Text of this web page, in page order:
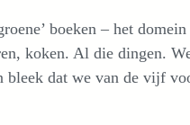
Wortelgroenten
Bladgroenten
boeken – het
koken. Al die dingen.
bleek dat we van de vijf